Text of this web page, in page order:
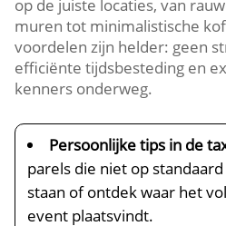
op de juiste locaties, van
muren tot minimalistische
voordelen zijn helder: geen
efficiënte tijdsbesteding en
kenners onderweg.​
Persoonlijke tips in de
parels die niet op
staan of ontdek waar het
event plaatsvindt.​